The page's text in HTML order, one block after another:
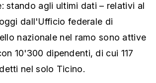
stando agli ultimi dati – relativi al
dall'Ufficio federale di
nazionale nel ramo sono attive
10'300 dipendenti, di cui 117
nel solo Ticino.